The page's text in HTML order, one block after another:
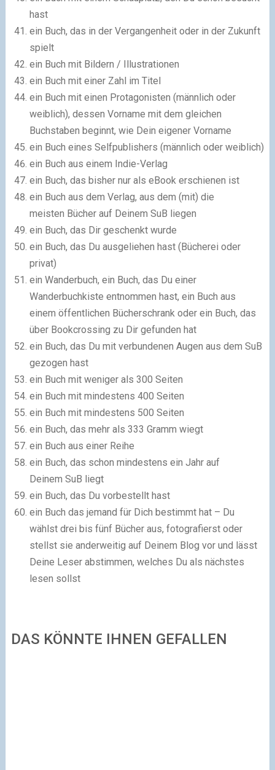
hast
ein Buch, das in der Vergangenheit oder in der Zukunft
spielt
ein Buch mit Bildern / Illustrationen
ein Buch mit einer Zahl im Titel
ein Buch mit einen Protagonisten (männlich oder
weiblich), dessen Vorname mit dem gleichen
Buchstaben beginnt, wie Dein eigener Vorname
ein Buch eines Selfpublishers (männlich oder weiblich)
ein Buch aus einem Indie-Verlag
ein Buch, das bisher nur als eBook erschienen ist
ein Buch aus dem Verlag, aus dem (mit) die
meisten Bücher auf Deinem SuB liegen
ein Buch, das Dir geschenkt wurde
ein Buch, das Du ausgeliehen hast (Bücherei oder
privat)
ein Wanderbuch, ein Buch, das Du einer
Wanderbuchkiste entnommen hast, ein Buch aus
einem öffentlichen Bücherschrank oder ein Buch, das
über Bookcrossing zu Dir gefunden hat
ein Buch, das Du mit verbundenen Augen aus dem SuB
gezogen hast
ein Buch mit weniger als 300 Seiten
ein Buch mit mindestens 400 Seiten
ein Buch mit mindestens 500 Seiten
ein Buch, das mehr als 333 Gramm wiegt
ein Buch aus einer Reihe
ein Buch, das schon mindestens ein Jahr auf
Deinem SuB liegt
ein Buch, das Du vorbestellt hast
ein Buch das jemand für Dich bestimmt hat – Du
wählst drei bis fünf Bücher aus, fotografierst oder
stellst sie anderweitig auf Deinem Blog vor und lässt
Deine Leser abstimmen, welches Du als nächstes
lesen sollst
DAS KÖNNTE IHNEN GEFALLEN